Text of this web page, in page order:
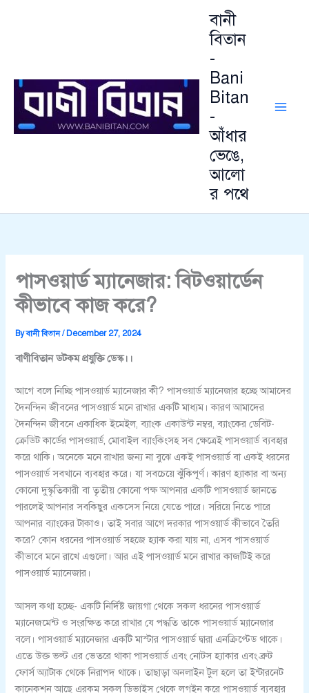
বানী
বিতান
-
Bani
Bitan
-
আঁধার
ভেঙে,
আলো
র পথে
পাসওয়ার্ড ম্যানেজার: বিটওয়ার্ডেন
কীভাবে কাজ করে?
Byবানী বিতান/ December 27, 2024
বাণীবিতান ডটকম প্রযুক্তি ডেস্ক।।
আগে বলে নিচ্ছি পাসওয়ার্ড ম্যানেজার কী? পাসওয়ার্ড ম্যানেজার হচ্ছে আমাদের
দৈনন্দিন জীবনের পাসওয়ার্ড মনে রাখার একটি মাধ্যম। কারণ আমাদের
দৈনন্দিন জীবনে একাধিক ইমেইল, ব্যাংক একাউন্ট নম্বর, ব্যাংকের ডেবিট-
ক্রেডিট কার্ডের পাসওয়ার্ড, মোবাইল ব্যাংকিংসহ সব ক্ষেত্রেই পাসওয়ার্ড ব্যবহার
করে থাকি। অনেকে মনে রাখার জন্য না বুঝে একই পাসওয়ার্ড বা একই ধরনের
পাসওয়ার্ড সবখানে ব্যবহার করে। যা সবচেয়ে ঝুঁকিপূর্ণ। কারণ হ্যাকার বা অন্য
কোনো দুস্কৃতিকারী বা তৃতীয় কোনো পক্ষ আপনার একটি পাসওয়ার্ড জানতে
পারলেই আপনার সবকিছুর একসেস নিয়ে যেতে পারে। সরিয়ে নিতে পারে
আপনার ব্যাংকের টাকাও। তাই সবার আগে দরকার পাসওয়ার্ড কীভাবে তৈরি
করে? কোন ধরনের পাসওয়ার্ড সহজে হ্যাক করা যায় না, এসব পাসওয়ার্ড
কীভাবে মনে রাখে এগুলো। আর এই পাসওয়ার্ড মনে রাখার কাজটিই করে
পাসওয়ার্ড ম্যানেজার।
আসল কথা হচ্ছে- একটি নির্দিষ্ট জায়গা থেকে সকল ধরনের পাসওয়ার্ড
ম্যানেজমেন্ট ও সংরক্ষিত করে রাখার যে পদ্ধতি তাকে পাসওয়ার্ড ম্যানেজার
বলে। পাসওয়ার্ড ম্যানেজার একটি মাস্টার পাসওয়ার্ড দ্বারা এনক্রিপ্টেড থাকে।
এতে উক্ত ভল্ট এর ভেতরে থাকা পাসওয়ার্ড এবং নোটস হ্যাকার এবং ব্রুট
ফোর্স অ্যাটাক থেকে নিরাপদ থাকে। তাছাড়া অনলাইন টুল হলে তা ইন্টারনেট
কানেকশন আছে এরকম সকল ডিভাইস থেকে লগইন করে পাসওয়ার্ড ব্যবহার